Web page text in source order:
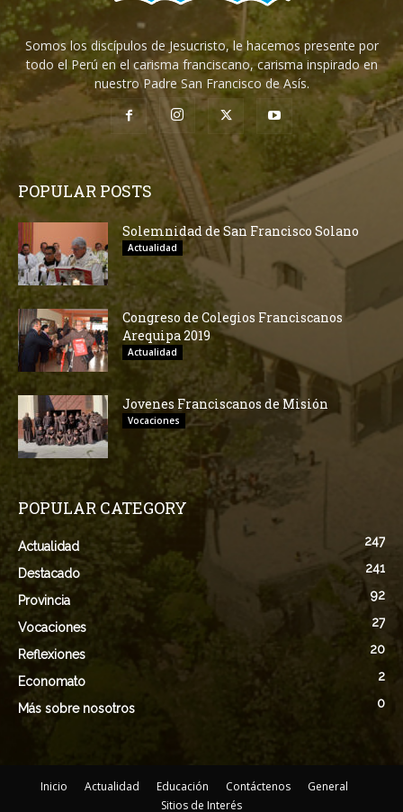
Somos los discípulos de Jesucristo, le hacemos presente por
todo el Perú en el carisma franciscano, carisma inspirado en
nuestro Padre San Francisco de Asís.
POPULAR POSTS
Solemnidad de San Francisco Solano
Actualidad
Congreso de Colegios Franciscanos
Arequipa 2019
Actualidad
Jovenes Franciscanos de Misión
Vocaciones
POPULAR CATEGORY
Actualidad 247
Destacado 241
Provincia 92
Vocaciones 27
Reflexiones 20
Economato 2
Más sobre nosotros 0
Inicio Actualidad Educación Contáctenos
General
Sitios de Interés